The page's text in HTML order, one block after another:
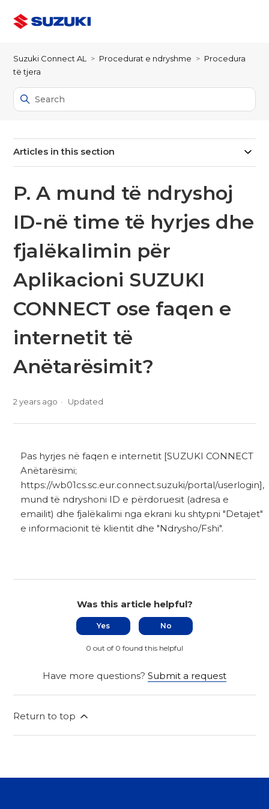
Suzuki Connect AL Procedurat e ndryshme
Procedura
të tjera
Articles in this section
P. A mund të ndryshoj
ID-në time të hyrjes dhe
fjalëkalimin për
Aplikacioni SUZUKI
CONNECT ose faqen e
internetit të
Anëtarësimit?
2 years ago Updated
Pas hyrjes në faqen e internetit [SUZUKI CONNECT
Anëtarësimi;
https://wb01cs.sc.eur.connect.suzuki/portal/userlogin],
mund të ndryshoni ID e përdoruesit (adresa e
emailit) dhe fjalëkalimi nga ekrani ku shtypni "Detajet"
e informacionit të klientit dhe "Ndrysho/Fshi".
Was this article helpful?
Yes No
0 out of 0 found this helpful
Have more questions? Submit a request
Return to top